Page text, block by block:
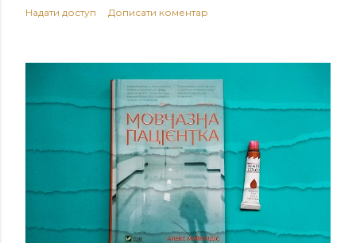
Надати доступ Дописати коментар